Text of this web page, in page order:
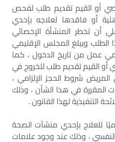
أو القيم تقديم طلب لفحص
أو فاقدها لعلاجه بإحدي
أن تخطر المنشأة الإخصائي
الطلب ويبلغ المجلس الإقليمي
عمل من تاريخ الدخول ، كما
أو القيم تقديم طلب للخروج في
شروط الحجز الإلزامي ،
المقررة في هذا الشأن ، وذلك
التنفيذية لهذا القانون .
للعلاج بإحدي منشآت الصحة
، وذلك عند وجود علامات